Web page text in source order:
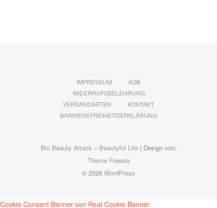
IMPRESSUM
AGB
WIDERRUFSBELEHRUNG
VERSANDARTEN
KONTAKT
BARRIEREFREIHEITSERKLÄRUNG
Bio Beauty Attack – Beautyful Life| Design von:
Theme Freesia
© 2026 WordPress
Cookie Consent Banner von Real Cookie Banner